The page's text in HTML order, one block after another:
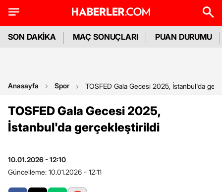
SON DAKİKA MAÇ SONUÇLARI PUAN DURUMU
Anasayfa Spor TOSFED Gala Gecesi 2025, İstanbul'da
TOSFED Gala Gecesi 2025,
İstanbul'da gerçekleştirildi
10.01.2026 - 12:10
Güncelleme: 10.01.2026 - 12:11